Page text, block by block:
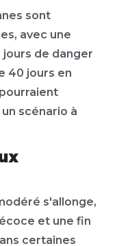
sont
avec une
de danger
40 jours en
scénario à
s'allonge,
et une fin
certaines